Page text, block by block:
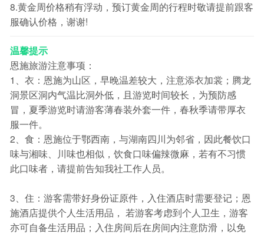
8.黄金周价格稍有浮动，预订黄金周的行程时敬请提前跟客
服确认价格，谢谢!
温馨提示
恩施旅游注意事项：
1、衣：恩施为山区，早晚温差较大，注意添衣加裳；腾龙
洞景区洞内气温比洞外低，且游览时间较长，为预防感
冒，夏季游览时请游客薄春装外套一件，春秋季请带厚衣
服一件。
2、食：恩施位于鄂西南，与湖南四川为邻省，因此餐饮口
味与湘味、川味也相似，饮食口味偏辣微麻，若有不习惯
此口味者，请提前告知我社工作人员。
3、住：游客需带好身份证原件，入住酒店时需要登记；恩
施酒店提供个人生活用品， 若游客考虑到个人卫生，游客
亦可自备生活用品；入住房间后在房间内注意防滑，以免